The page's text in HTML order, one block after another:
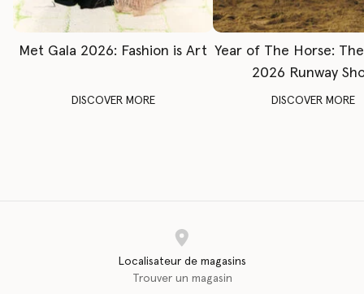
Met Gala 2026: Fashion is Art
DISCOVER MORE
Year of The Horse:
2026 Runway
DISCOVER MORE
Localisateur de magasins
Trouver un magasin